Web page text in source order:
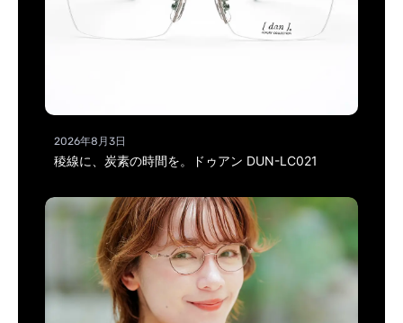
2026年8月3日
稜線に、炭素の時間を。ドゥアン DUN-LC021